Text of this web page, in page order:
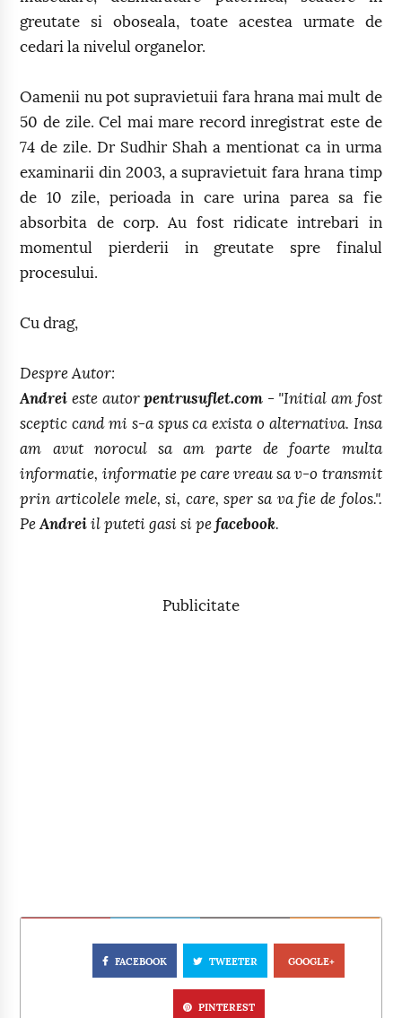
greutate si oboseala, toate acestea urmate de
cedari la nivelul organelor.
Oamenii nu pot supravietuii fara hrana mai mult de
50 de zile. Cel mai mare record inregistrat este de
74 de zile. Dr Sudhir Shah a mentionat ca in urma
examinarii din 2003, a supravietuit fara hrana timp
de 10 zile, perioada in care urina parea sa fie
absorbita de corp. Au fost ridicate intrebari in
momentul pierderii in greutate spre finalul
procesului.
Cu drag,
Despre Autor:
Andrei este autorpentrusuflet.com - "Initial am fost
sceptic cand mi s-a spus ca exista o alternativa. Insa
am avut norocul sa am parte de foarte multa
informatie, informatie pe care vreau sa v-o transmit
prin articolele mele, si, care, sper sa va fie de folos.".
PeAndrei il puteti gasi si pefacebook.
Publicitate
FACEBOOK TWEETER GOOGLE+
PINTEREST